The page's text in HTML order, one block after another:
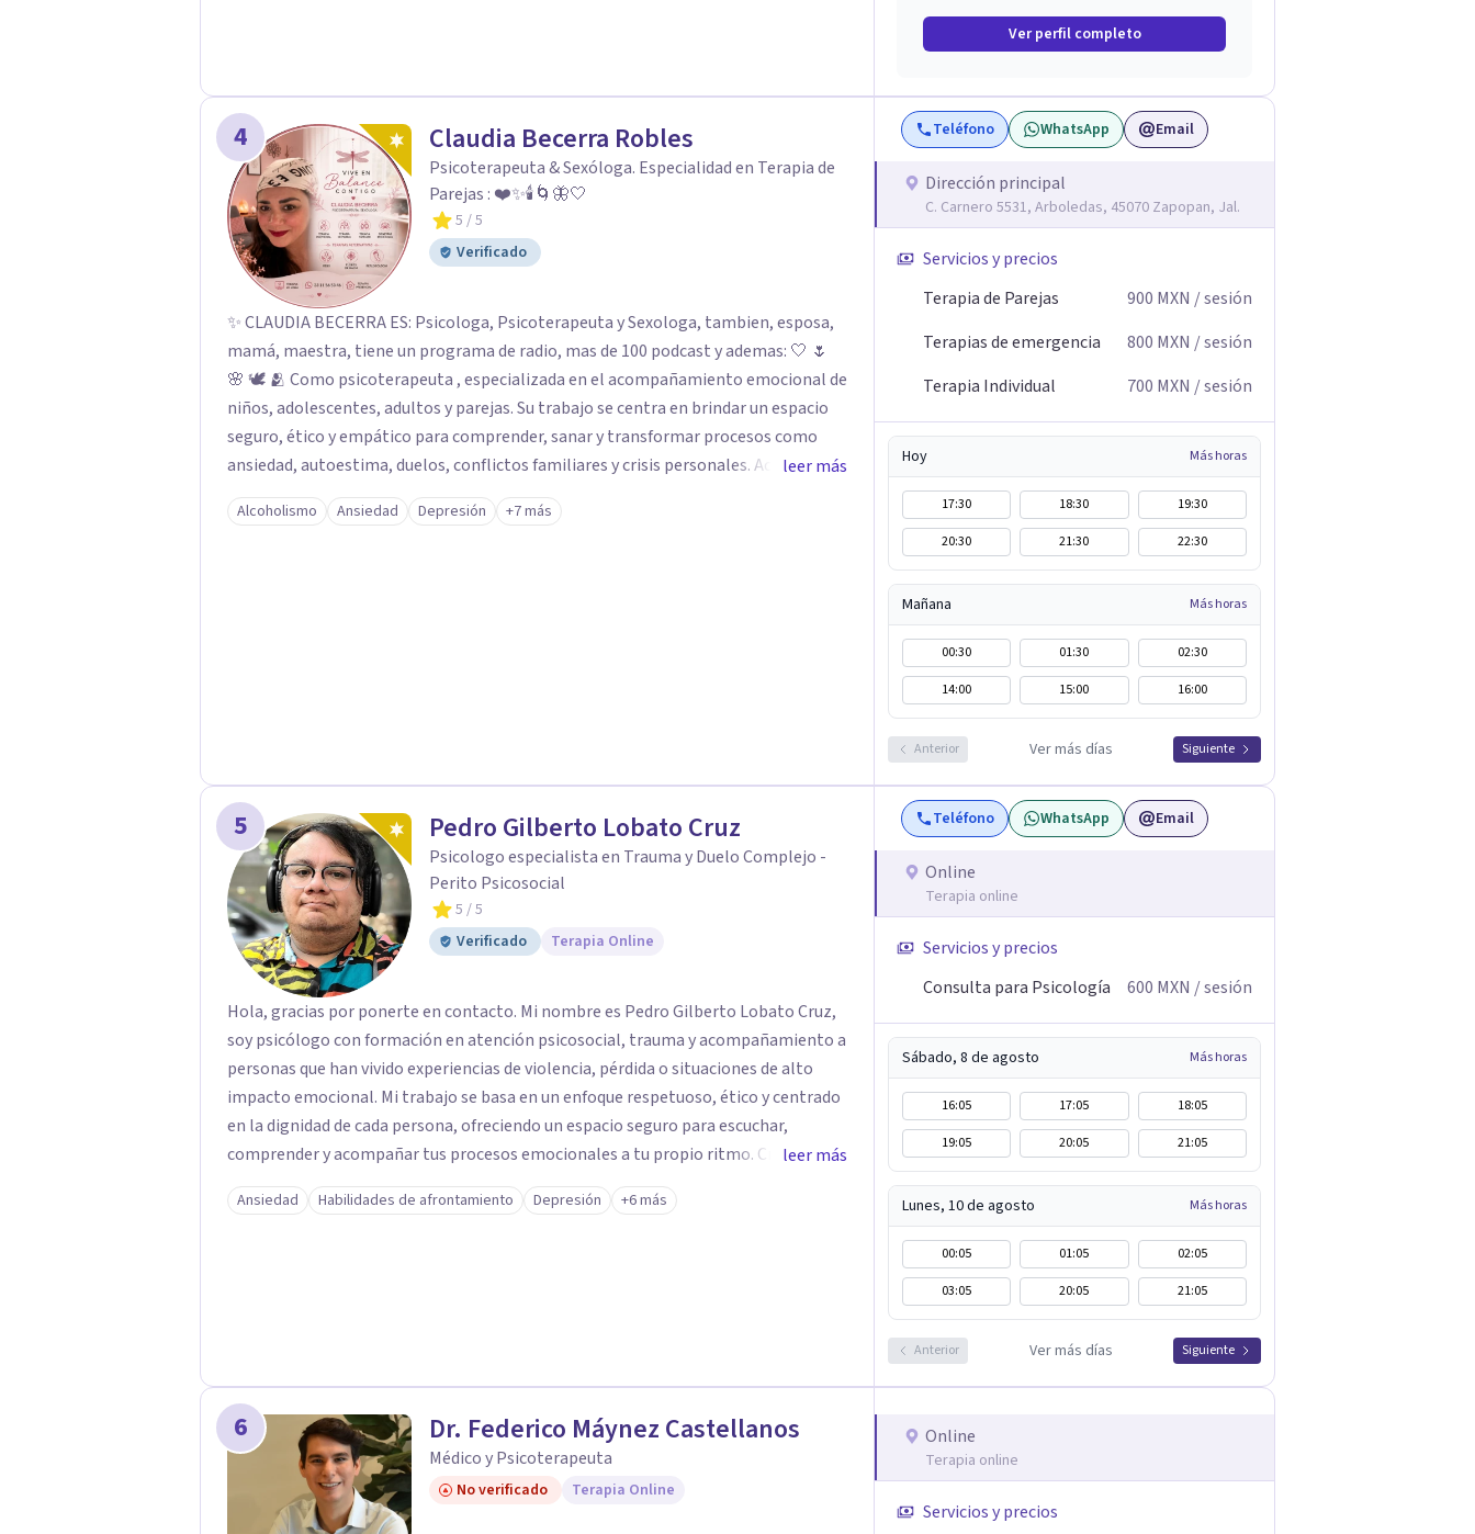
Ver perfil completo
4 Claudia Becerra Robles
Psicoterapeuta & Sexóloga. Especialidad en Terapia de
Parejas : ❤️✨🕯️🌀🦋🤍
5 / 5
Verificado
✨ CLAUDIA BECERRA ES: Psicologa, Psicoterapeuta y Sexologa, tambien, esposa,
mamá, maestra, tiene un programa de radio, mas de 100 podcast y ademas: 🤍 🌷
🌸 🕊️ 🫂 Como psicoterapeuta , especializada en el acompañamiento emocional de
niños, adolescentes, adultos y parejas. Su trabajo se centra en brindar un espacio
seguro, ético y empático para comprender, sanar y transformar procesos como
ansiedad, autoestima, duelos, conflictos familiares y crisis personales. Acompaña
desde una mirada humana e integral, favoreciendo el autoconocimiento, la
regulación emocional y el equilibrio interno. 💖 💕 💫 🔥 🌹 Como sexóloga,
leer más
Alcoholismo Ansiedad Depresión +7 más
Teléfono WhatsApp Email
Dirección principal
C. Carnero 5531, Arboledas, 45070 Zapopan, Jal.
Servicios y precios
Terapia de Parejas
900 MXN / sesión
Terapias de emergencia
800 MXN / sesión
Terapia Individual
700 MXN / sesión
Hoy Más horas
17:30 18:30
19:30
20:30
21:30 22:30
Mañana Más horas
00:30 01:30
02:30
14:00
15:00 16:00
Anterior Ver más días Siguiente
5 Pedro Gilberto Lobato Cruz
Psicologo especialista en Trauma y Duelo Complejo -
Perito Psicosocial
5 / 5
Verificado
Terapia Online
Hola, gracias por ponerte en contacto. Mi nombre es Pedro Gilberto Lobato Cruz,
soy psicólogo con formación en atención psicosocial, trauma y acompañamiento a
personas que han vivido experiencias de violencia, pérdida o situaciones de alto
impacto emocional. Mi trabajo se basa en un enfoque respetuoso, ético y centrado
en la dignidad de cada persona, ofreciendo un espacio seguro para escuchar,
comprender y acompañar tus procesos emocionales a tu propio ritmo. Creo
firmemente en la importancia de construir juntos herramientas que fortalezcan el
bienestar, la autonomía y el sentido de vida. Será un gusto acompañarte en este
leer más
Ansiedad Habilidades de afrontamiento Depresión +6 más
Teléfono WhatsApp Email
Online
Terapia online
Servicios y precios
Consulta para Psicología
600 MXN / sesión
Sábado, 8 de agosto Más horas
16:05 17:05
18:05
19:05
20:05 21:05
Lunes, 10 de agosto Más horas
00:05 01:05
02:05
03:05
20:05 21:05
Anterior Ver más días Siguiente
6 Dr. Federico Máynez Castellanos
Médico y Psicoterapeuta
No verificado Terapia Online
Online
Terapia online
Servicios y precios